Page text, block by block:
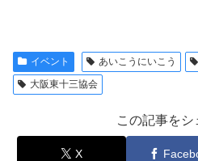
イベント あいこうにいこう
大阪東十三協会
この記事をシ
X